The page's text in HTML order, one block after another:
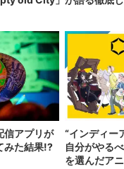
信アプリが
みた結果!?
“インディー
自分がやる
を選んだア